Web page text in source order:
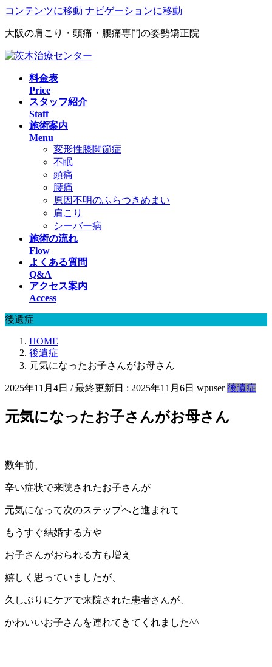
コンテンツに移動 ナビゲーションに移動
大阪の肩こり・頭痛・腰痛専門の姿勢矯正院
料金表
Price
スタッフ紹介
Staff
施術案内
Menu
変形性膝関節症
不眠
頭痛
腰痛
原因不明のふらつきめまい
肩こり
シーバー病
施術の流れ
Flow
よくある質問
Q&A
アクセス案内
Access
後遺症
HOME
後遺症
元気になったお子さんがお母さん
2025年11月4日 / 最終更新日 : 2025年11月6日 wpuser 後遺症
元気になったお子さんがお母さん
数年前、
辛い症状で来院されたお子さんが
元気になって次のステップへと進まれて
もうすぐ結婚する方や
お子さんがおられる方も増え
嬉しく思っていましたが、
久しぶりにケアで来院された患者さんが、
かわいいお子さんを連れてきてくれました^^